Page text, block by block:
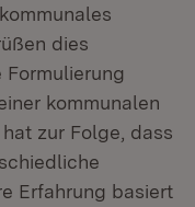
dies
kommunalen
zur Folge, dass
Erfahrung basiert